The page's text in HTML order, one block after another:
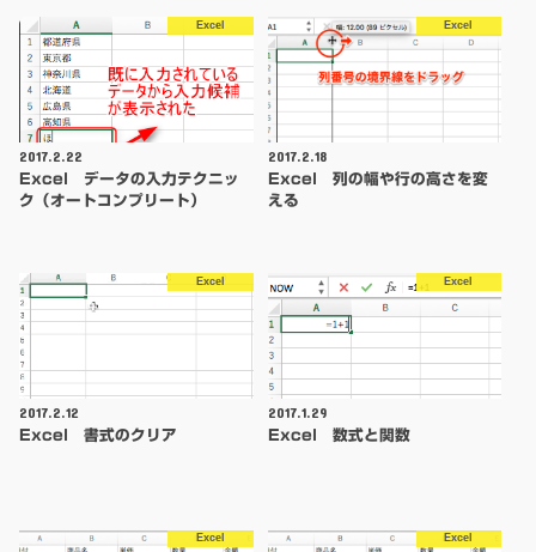
Excel
2017.2.22
Excel データの入力テクニッ
ク（オートコンプリート）
Excel
2017.2.18
Excel 列の幅や行の高さを変
える
Excel
2017.2.12
Excel 書式のクリア
Excel
2017.1.29
Excel 数式と関数
Excel Excel